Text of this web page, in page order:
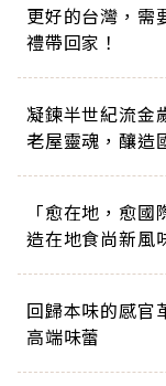
更好的台灣，需
禮帶回家！
凝鍊半世紀流金
老屋靈魂，釀造
「愈在地，愈
造在地食尚新風
回歸本味的感官
高端味蕾